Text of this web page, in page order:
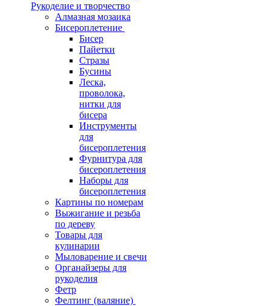
Рукоделие и творчество
Алмазная мозаика
Бисероплетение
Бисер
Пайетки
Стразы
Бусины
Леска,
проволока,
нитки для
бисера
Инструменты
для
бисероплетения
Фурнитура для
бисероплетения
Наборы для
бисероплетения
Картины по номерам
Выжигание и резьба
по дереву
Товары для
кулинарии
Мыловарение и свечи
Органайзеры для
рукоделия
Фетр
Фелтинг (валяние)